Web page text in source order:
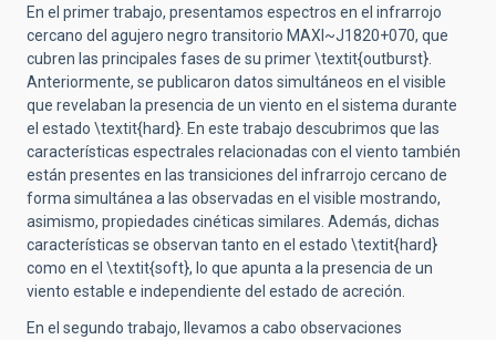
En el primer trabajo, presentamos espectros en el infrarrojo
cercano del agujero negro transitorio MAXI~J1820+070, que
cubren las principales fases de su primer \textit{outburst}.
Anteriormente, se publicaron datos simultáneos en el visible
que revelaban la presencia de un viento en el sistema durante
el estado \textit{hard}. En este trabajo descubrimos que las
características espectrales relacionadas con el viento también
están presentes en las transiciones del infrarrojo cercano de
forma simultánea a las observadas en el visible mostrando,
asimismo, propiedades cinéticas similares. Además, dichas
características se observan tanto en el estado \textit{hard}
como en el \textit{soft}, lo que apunta a la presencia de un
viento estable e independiente del estado de acreción.
En el segundo trabajo, llevamos a cabo observaciones